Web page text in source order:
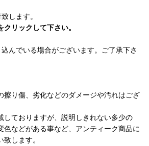
します。
リックして下さい。
んでいる場合がございます。ご了承下さ
擦り傷、劣化などのダメージや汚れはござ
しておりますが、説明しきれない多少の
色などがある事など、アンティーク商品に
します。